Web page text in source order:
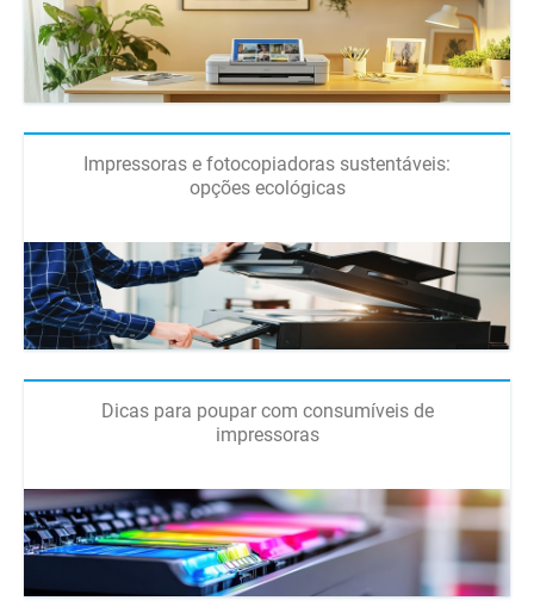
Impressoras e fotocopiadoras sustentáveis:
opções ecológicas
Dicas para poupar com consumíveis de
impressoras